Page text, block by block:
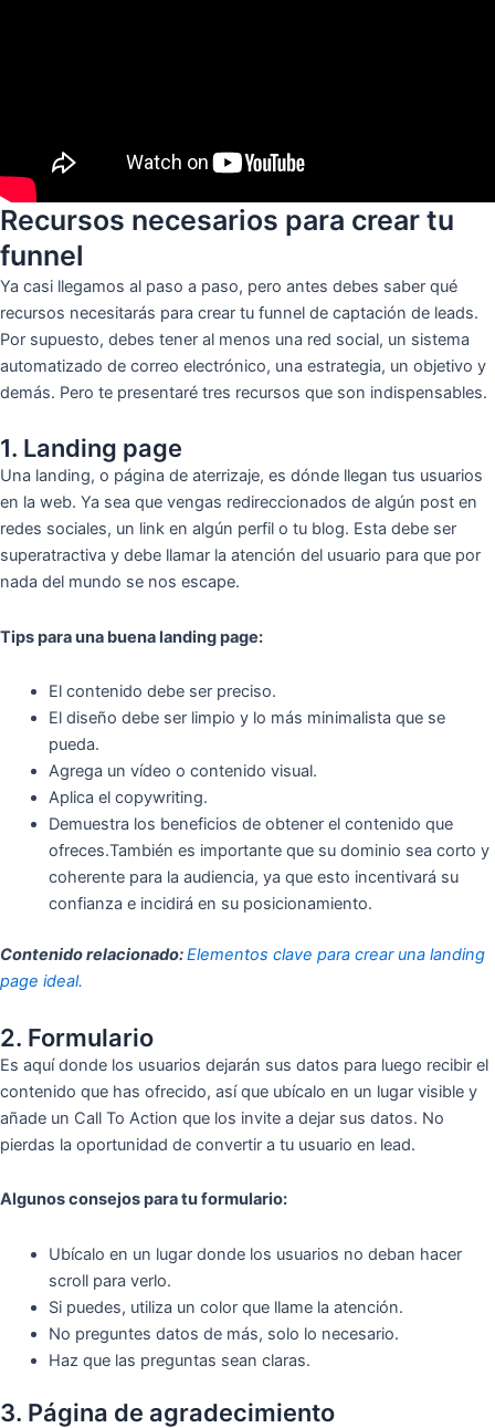
Recursos necesarios para crear tu
funnel
Ya casi llegamos al paso a paso, pero antes debes saber qué
recursos necesitarás para crear tu funnel de captación de leads.
Por supuesto, debes tener al menos una red social, un sistema
automatizado de correo electrónico, una estrategia, un objetivo y
demás. Pero te presentaré tres recursos que son indispensables.
1. Landing page
Una landing, o página de aterrizaje, es dónde llegan tus usuarios
en la web. Ya sea que vengas redireccionados de algún post en
redes sociales, un link en algún perfil o tu blog. Esta debe ser
superatractiva y debe llamar la atención del usuario para que por
nada del mundo se nos escape.
Tips para una buena landing page:
El contenido debe ser preciso.
El diseño debe ser limpio y lo más minimalista que se
pueda.
Agrega un vídeo o contenido visual.
Aplica el copywriting.
Demuestra los beneficios de obtener el contenido que
ofreces.También es importante que su dominio sea corto y
coherente para la audiencia, ya que esto incentivará su
confianza e incidirá en su posicionamiento.
Contenido relacionado:Elementos clave para crear una landing
page ideal.
2. Formulario
Es aquí donde los usuarios dejarán sus datos para luego recibir el
contenido que has ofrecido, así que ubícalo en un lugar visible y
añade un Call To Action que los invite a dejar sus datos. No
pierdas la oportunidad de convertir a tu usuario en lead.
Algunos consejos para tu formulario:
Ubícalo en un lugar donde los usuarios no deban hacer
scroll para verlo.
Si puedes, utiliza un color que llame la atención.
No preguntes datos de más, solo lo necesario.
Haz que las preguntas sean claras.
3. Página de agradecimiento